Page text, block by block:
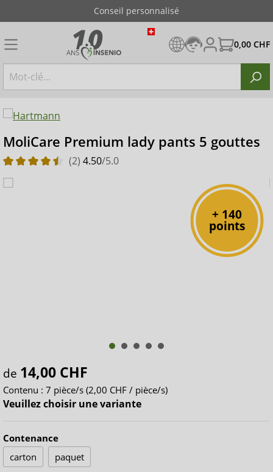
Conseil personnalisé
0,00 CHF
MoliCare Premium lady pants 5 gouttes
(2) 4.50/5.0
+ 140
points
de 14,00 CHF
Contenu : 7 pièce/s (2,00 CHF / pièce/s)
Veuillez choisir une variante
Contenance
carton
paquet